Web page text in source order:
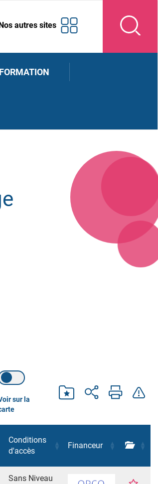
autres sites
sur la
Conditions
d'accès
Financeur
Sans Niveau